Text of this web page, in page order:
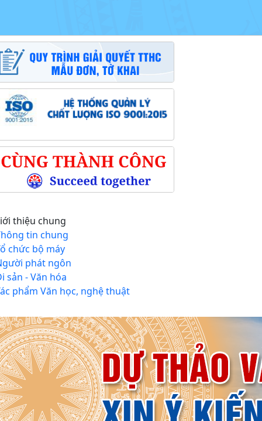
thiệu chung
tin chung
chức bộ máy
phát ngôn
sản - Văn hóa
phẩm Văn học, nghệ thuật